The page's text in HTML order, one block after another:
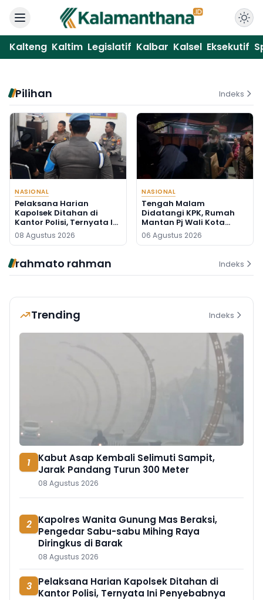
Kalteng Kaltim Legislatif Kalbar Kalsel Eksekutif
Pilihan Indeks
NASIONAL
Pelaksana Harian
Kapolsek Ditahan di
Kantor Polisi, Ternyata Ini
Penyebabnya
08 Agustus 2026
NASIONAL
Tengah Malam
Didatangi KPK, Rumah
Mantan Pj Wali Kota
Digeledah, Empat Koper
Dibawa
06 Agustus 2026
rahmato rahman Indeks
Trending Indeks
1
Kabut Asap Kembali Selimuti Sampit,
Jarak Pandang Turun 300 Meter
08 Agustus 2026
2 Kapolres Wanita Gunung Mas Beraksi,
Pengedar Sabu-sabu Mihing Raya
Diringkus di Barak
08 Agustus 2026
3 Pelaksana Harian Kapolsek Ditahan di
Kantor Polisi, Ternyata Ini Penyebabnya